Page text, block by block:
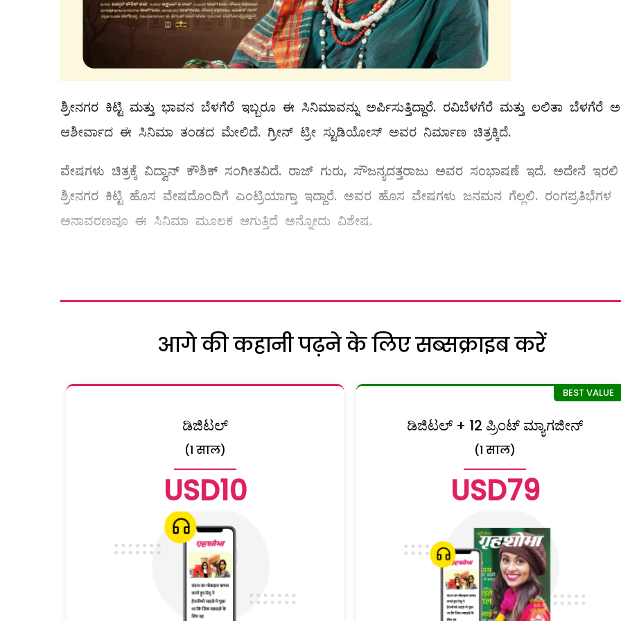
ಶ್ರೀನಗರ ಕಿಟ್ಟಿ ಮತ್ತು ಭಾವನ ಬೆಳಗೆರೆ ಇಬ್ಬರೂ ಈ ಸಿನಿಮಾವನ್ನು ಅರ್ಪಿಸುತ್ತಿದ್ದಾರೆ. ರವಿಬೆಳಗೆರೆ ಮತ್ತು ಲಲಿತಾ ಬೆಳಗೆರೆ
ಆಶೀರ್ವಾದ ಈ ಸಿನಿಮಾ ತಂಡದ ಮೇಲಿದೆ. ಗ್ರೀನ್ ಟ್ರೀ ಸ್ಟುಡಿಯೋಸ್ ಅವರ ನಿರ್ಮಾಣ ಚಿತ್ರಕ್ಕಿದೆ.
ವೇಷಗಳು ಚಿತ್ರಕ್ಕೆ ವಿದ್ವಾನ್ ಕೌಶಿಕ್ ಸಂಗೀತವಿದೆ. ರಾಜ್ ಗುರು, ಸೌಜನ್ಯದತ್ತರಾಜು ಅವರ ಸಂಭಾಷಣೆ ಇದೆ. ಅದೇನೆ ಇರಲಿ
ಶ್ರೀನಗರ ಕಿಟ್ಟಿ ಹೊಸ ವೇಷದೊಂದಿಗೆ ಎಂಟ್ರಿಯಾಗ್ತಾ ಇದ್ದಾರೆ. ಅವರ ಹೊಸ ವೇಷಗಳು ಜನಮನ ಗೆಲ್ಲಲಿ. ರಂಗಪ್ರತಿಭೆಗಳ
ಅನಾವರಣವೂ ಈ ಸಿನಿಮಾ ಮೂಲಕ ಆಗುತ್ತಿದೆ ಅನ್ನೋದು ವಿಶೇಷ.
आगे की कहानी पढ़ने के लिए सब्सक्राइब करें
ಡಿಜಿಟಲ್
(1 साल)
USD10
ಡಿಜಿಟಲ್ + 12 ಪ್ರಿಂಟ್ ಮ್ಯಾಗಜೀನ್
(1 साल)
USD79